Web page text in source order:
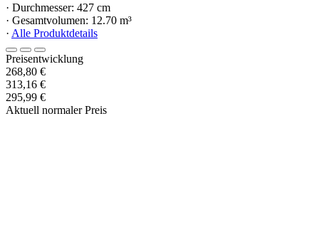
· Durchmesser: 427 cm
· Gesamtvolumen: 12.70 m³
· Alle Produktdetails
Preisentwicklung
268,80 €
313,16 €
295,99 €
Aktuell normaler Preis